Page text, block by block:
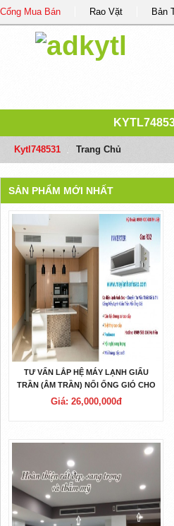
Cổng Mua Bán Rao Vặt Bản
Kytl748531 Trang Chủ
SẢN PHẨM MỚI NHẤT
TƯ VẤN LẮP HỆ MÁY LẠNH GIẤU
TRẦN (ÂM TRẦN) NỐI ỐNG GIÓ CHO
BIỆT THỰ CAO CẤP, NHÀ PHỐ
Giá: 26,000,000đ